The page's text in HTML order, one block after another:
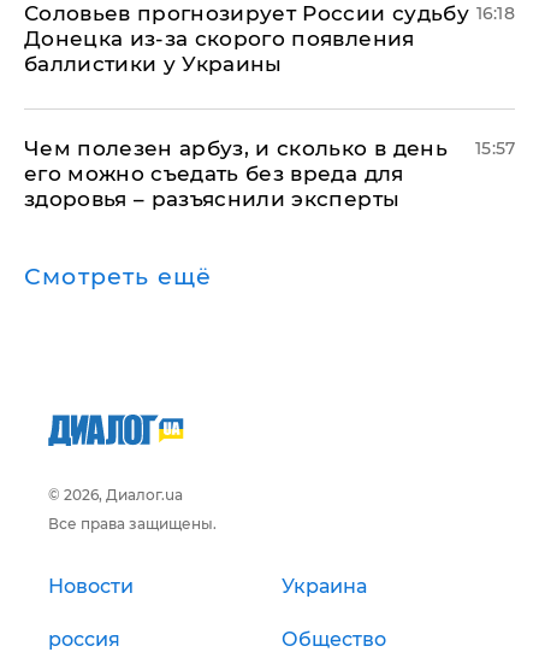
Соловьев прогнозирует России судьбу
Донецка из-за скорого появления
баллистики у Украины
16:18
Чем полезен арбуз, и сколько в день
его можно съедать без вреда для
здоровья – разъяснили эксперты
15:57
Смотреть ещё
© 2026, Диалог.ua
Все права защищены.
Новости Украина
россия Общество